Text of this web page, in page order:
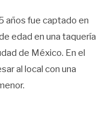
años fue captado en
edad en una taquería
de México. En el
al local con una